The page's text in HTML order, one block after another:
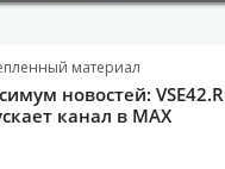
материал
новостей:
канал в MAX